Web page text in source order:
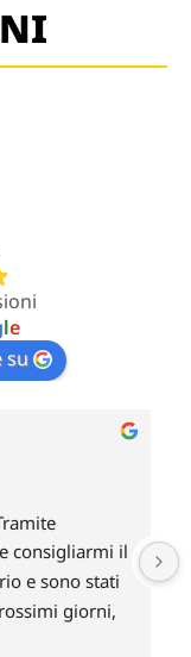
le
su
Radion
si accettava
ed ho
non si
deluso e non